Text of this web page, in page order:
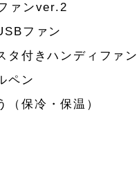
ァンver.2
ファン
タ付きハンディファン
ペン
（保冷・保温）